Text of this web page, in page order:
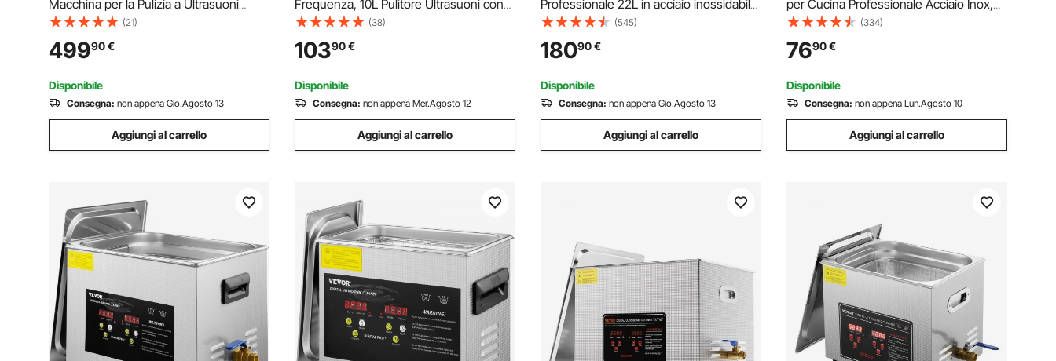
Macchina per la Pulizia a Ultrasuoni
Professionale con Cestello di Pulizia e
Display Digitale, in Acciaio Inox da 840
W e 40 kHz con Ruote per Parti,
Carburatori
(21)
49990€
Disponibile
Consegna: non appena Gio.Agosto 13
Aggiungi al carrello
Frequenza, 10L Pulitore Ultrasuoni con
Riscaldatore 28 / 40KHz, Macchina per
la Pulizia in Acciaio Inossidabile, per Parti
di Gioielli, Occhiali, Denture ecc.
(38)
10390€
Disponibile
Consegna: non appena Mer.Agosto 12
Aggiungi al carrello
Professionale 22L in acciaio inossidabile
Timer di riscaldamento digitale Pulizia di
gioielli per uso domestico personale
commerciale
(545)
18090€
Disponibile
Consegna: non appena Gio.Agosto 13
Aggiungi al carrello
per Cucina Professionale Acciaio Inox,
Tavolo da Lavoro da Cucina Piano di
Lavoro Inox, Tavolo da Lavoro per
Cucina Professionale in Acciaio Inox
(334)
7690€
Disponibile
Consegna: non appena Lun.Agosto 10
Aggiungi al carrello